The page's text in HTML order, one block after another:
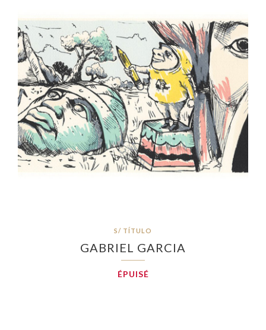
S/ TÍTULO
GABRIEL GARCIA
ÉPUISÉ